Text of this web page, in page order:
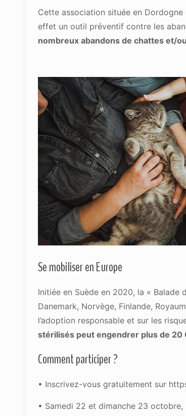
Cette association située en
effet un outil préventif contre les
nombreux abandons de chattes et/
Se mobiliser en Europe
Initiée en Suède en 2020, la « Balade
Danemark, Norvège, Finlande,
l’adoption responsable et sur les
stérilisés peut engendrer plus de 20
Comment participer ?
• Inscrivez-vous gratuitement sur
• Samedi 22 et dimanche 23